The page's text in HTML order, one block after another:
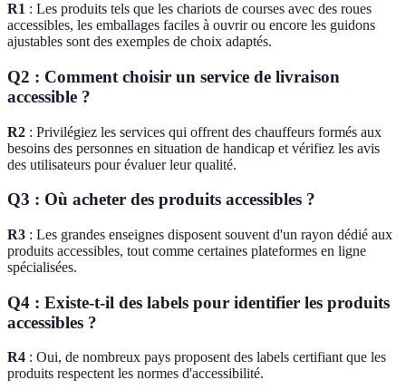
R1 : Les produits tels que les chariots de courses avec des roues
accessibles, les emballages faciles à ouvrir ou encore les guidons
ajustables sont des exemples de choix adaptés.
Q2 : Comment choisir un service de livraison
accessible ?
R2 : Privilégiez les services qui offrent des chauffeurs formés aux
besoins des personnes en situation de handicap et vérifiez les avis
des utilisateurs pour évaluer leur qualité.
Q3 : Où acheter des produits accessibles ?
R3 : Les grandes enseignes disposent souvent d'un rayon dédié aux
produits accessibles, tout comme certaines plateformes en ligne
spécialisées.
Q4 : Existe-t-il des labels pour identifier les produits
accessibles ?
R4 : Oui, de nombreux pays proposent des labels certifiant que les
produits respectent les normes d'accessibilité.